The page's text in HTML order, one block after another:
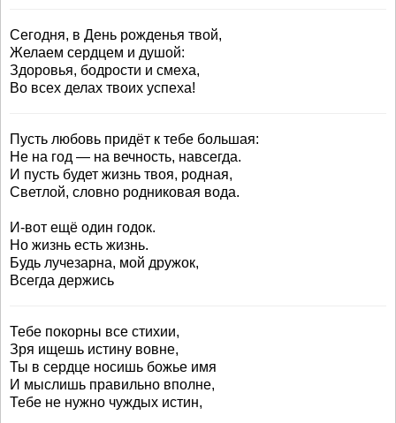
Сегодня, в День рожденья твой,
Желаем сердцем и душой:
Здоровья, бодрости и смеха,
Во всех делах твоих успеха!
Пусть любовь придёт к тебе большая:
Не на год — на вечность, навсегда.
И пусть будет жизнь твоя, родная,
Светлой, словно родниковая вода.
И-вот ещё один годок.
Но жизнь есть жизнь.
Будь лучезарна, мой дружок,
Всегда держись
Тебе покорны все стихии,
Зря ищешь истину вовне,
Ты в сердце носишь божье имя
И мыслишь правильно вполне,
Тебе не нужно чуждых истин,